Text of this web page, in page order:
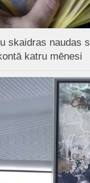
skaidras naudas
katru mēnesi